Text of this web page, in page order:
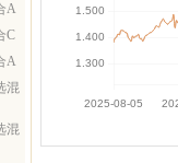
A
C
A
混
混